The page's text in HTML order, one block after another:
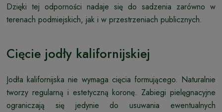
Dzięki tej odporności nadaje się do sadzenia zarówno w
terenach podmiejskich, jak i w przestrzeniach publicznych.
Cięcie jodły kalifornijskiej
Jodła kalifornijska nie wymaga cięcia formującego. Naturalnie
tworzy regularną i estetyczną koronę. Zabiegi pielęgnacyjne
ograniczają się jedynie do usuwania ewentualnych